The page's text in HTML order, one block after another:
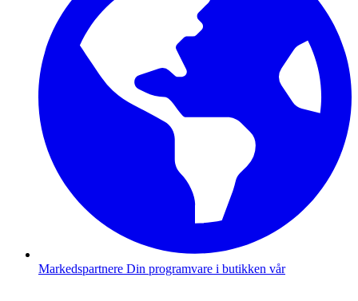
Markedspartnere Din programvare i butikken vår